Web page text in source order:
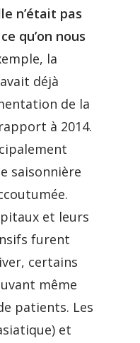
n’était pas
qu’on nous
la
déjà
de la
à 2014.
saisonnière
et leurs
furent
certains
même
patients. Les
et